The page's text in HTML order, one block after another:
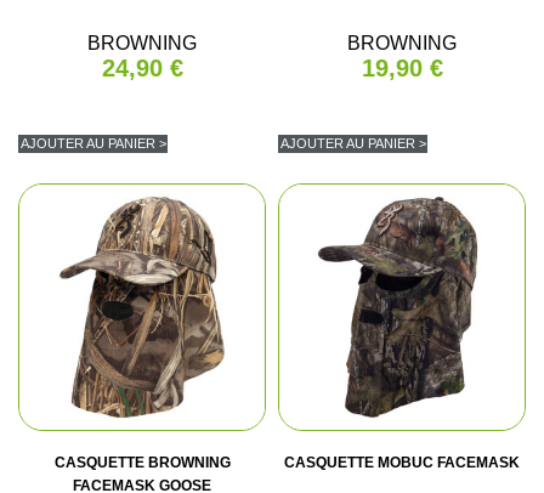
BROWNING
24,90 €
AJOUTER AU PANIER >
BROWNING
19,90 €
AJOUTER AU PANIER >
CASQUETTE BROWNING
FACEMASK GOOSE
CASQUETTE MOBUC FACEMASK